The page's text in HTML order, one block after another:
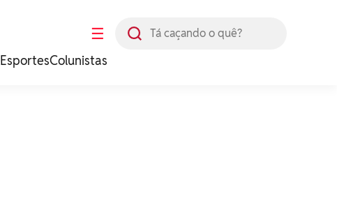
☰
EsportesColunistas